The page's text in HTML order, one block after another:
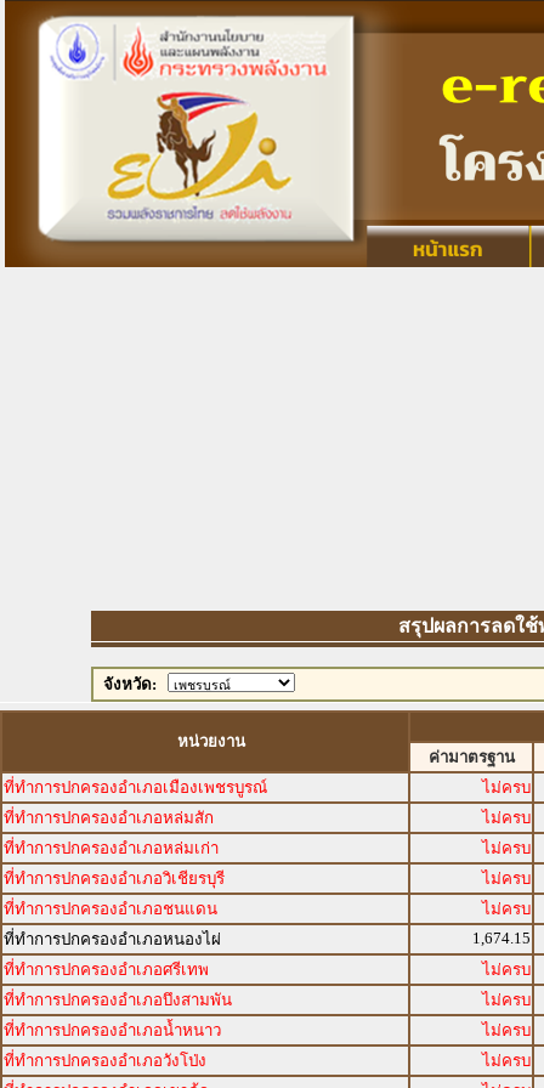
สรุปผลการลดใช้พ
จังหวัด:
หน่วยงาน
ค่ามาตรฐาน
ที่ทำการปกครองอำเภอเมืองเพชรบูรณ์
ไม่ครบ
ที่ทำการปกครองอำเภอหล่มสัก
ไม่ครบ
ที่ทำการปกครองอำเภอหล่มเก่า
ไม่ครบ
ที่ทำการปกครองอำเภอวิเชียรบุรี
ไม่ครบ
ที่ทำการปกครองอำเภอชนแดน
ไม่ครบ
ที่ทำการปกครองอำเภอหนองไผ่
1,674.15
ที่ทำการปกครองอำเภอศรีเทพ
ไม่ครบ
ที่ทำการปกครองอำเภอบึงสามพัน
ไม่ครบ
ที่ทำการปกครองอำเภอน้ำหนาว
ไม่ครบ
ที่ทำการปกครองอำเภอวังโป่ง
ไม่ครบ